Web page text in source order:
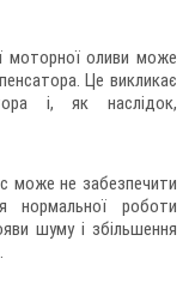
моторної оливи може
Це викликає
і, як наслідок,
може не забезпечити
нормальної роботи
шуму і збільшення